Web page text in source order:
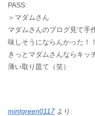
PASS:
＞マダムさん
マダムさんのブログ見て手
味しそうにならんかった！
きっとマダムさんならキッ
薄い取り皿て（笑）
mintgreen0117 より: